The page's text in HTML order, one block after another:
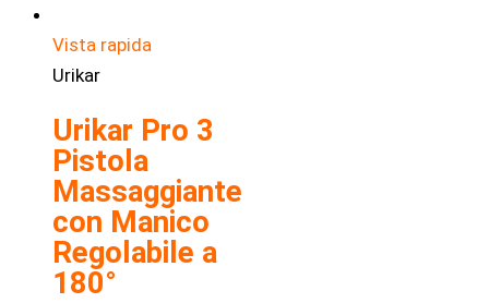
Vista rapida
Urikar
Urikar Pro 3
Pistola
Massaggiante
con Manico
Regolabile a
180°